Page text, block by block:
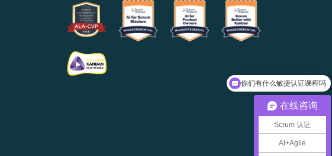
在线咨询
Scrum 认证
AI+Agile
你们有什么敏捷认证课程吗